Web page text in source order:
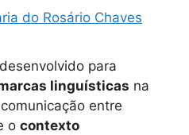
do Rosário Chaves
para
linguísticas na
entre
o contexto